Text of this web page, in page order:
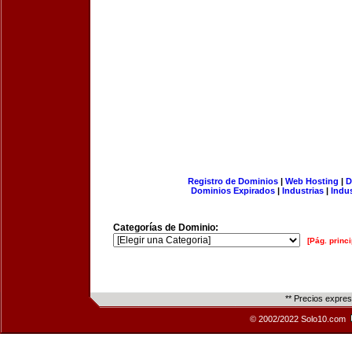
Registro de Dominios| Web Hosting |
Dominios Expirados | Industrias |
Categorías de Dominio:
[Pág.
** Precios
© 2002/2022 Solo10.com